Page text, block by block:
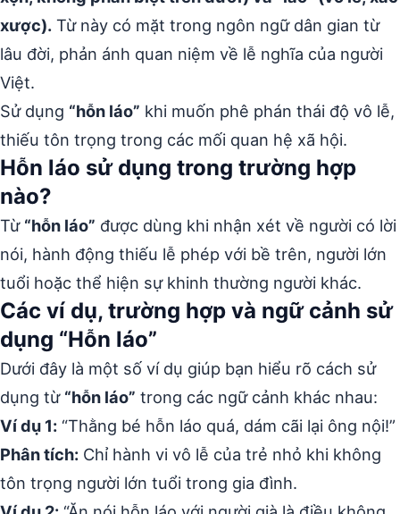
xược). Từ này có mặt trong ngôn ngữ dân gian từ
lâu đời, phản ánh quan niệm về lễ nghĩa của người
Việt.
Sử dụng “hỗn láo” khi muốn phê phán thái độ vô lễ,
thiếu tôn trọng trong các mối quan hệ xã hội.
Hỗn láo sử dụng trong trường hợp
nào?
Từ “hỗn láo” được dùng khi nhận xét về người có lời
nói, hành động thiếu lễ phép với bề trên, người lớn
tuổi hoặc thể hiện sự khinh thường người khác.
Các ví dụ, trường hợp và ngữ cảnh sử
dụng “Hỗn láo”
Dưới đây là một số ví dụ giúp bạn hiểu rõ cách sử
dụng từ “hỗn láo” trong các ngữ cảnh khác nhau:
Ví dụ 1: “Thằng bé hỗn láo quá, dám cãi lại ông nội!”
Phân tích: Chỉ hành vi vô lễ của trẻ nhỏ khi không
tôn trọng người lớn tuổi trong gia đình.